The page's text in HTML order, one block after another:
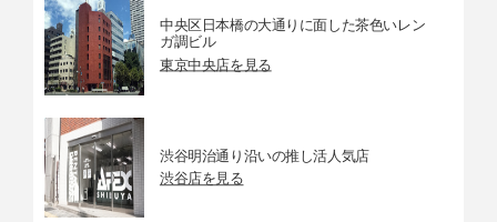
中央区日本橋の大通りに面した茶色いレン
ガ調ビル
東京中央店を見る
渋谷明治通り沿いの推し活人気店
渋谷店を見る